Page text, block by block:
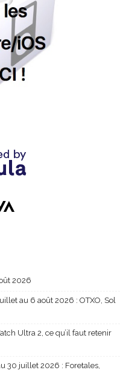
2026
au 6 août 2026 : OTXO, Sol
Ultra 2, ce qu’il faut retenir
30 juillet 2026 : Foretales,